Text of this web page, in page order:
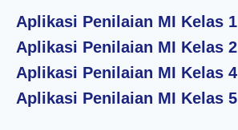
Aplikasi Penilaian MI Kelas 1
Aplikasi Penilaian MI Kelas 2
Aplikasi Penilaian MI Kelas 4
Aplikasi Penilaian MI Kelas 5